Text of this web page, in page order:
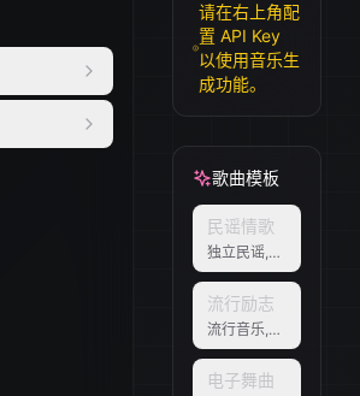
请在右上角配
置 API Key
以使用音乐生
成功能。
歌曲模板
民谣情歌
独立民谣,忧
郁,内省,渴
望,独自漫步,
咖啡馆
流行励志
流行音乐,励
志,充满希望,
青春,追梦
电子舞曲